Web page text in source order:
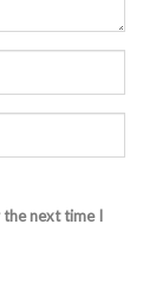
the next time I